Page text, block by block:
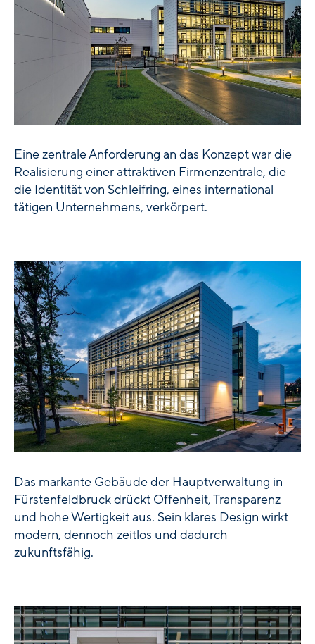
Eine zentrale Anforderung an das Konzept war die
Realisierung einer attraktiven Firmenzentrale, die
die Identität von Schleifring, eines international
tätigen Unternehmens, verkörpert.
Das markante Gebäude der Hauptverwaltung in
Fürstenfeldbruck drückt Offenheit, Transparenz
und hohe Wertigkeit aus. Sein klares Design wirkt
modern, dennoch zeitlos und dadurch
zukunftsfähig.